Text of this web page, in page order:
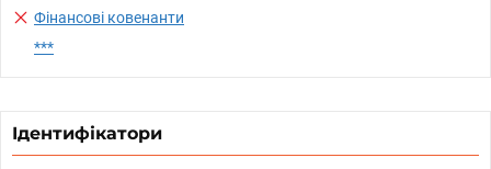
Фінансові ковенанти
***
Ідентифікатори